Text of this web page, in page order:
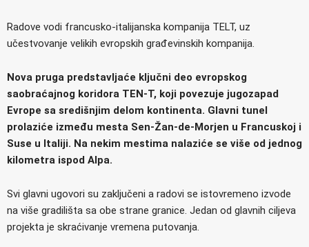
Radove vodi francusko-italijanska kompanija TELT, uz
učestvovanje velikih evropskih građevinskih kompanija.
Nova pruga predstavljaće ključni deo evropskog
saobraćajnog koridora TEN-T, koji povezuje jugozapad
Evrope sa središnjim delom kontinenta. Glavni tunel
prolaziće između mesta Sen-Žan-de-Morjen u Francuskoj i
Suse u Italiji. Na nekim mestima nalaziće se više od jednog
kilometra ispod Alpa.
Svi glavni ugovori su zaključeni a radovi se istovremeno izvode
na više gradilišta sa obe strane granice. Jedan od glavnih ciljeva
projekta je skraćivanje vremena putovanja.